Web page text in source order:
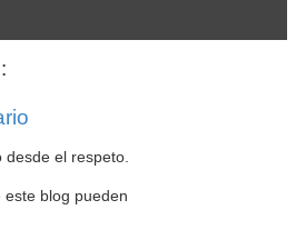
desde el respeto.
este blog pueden